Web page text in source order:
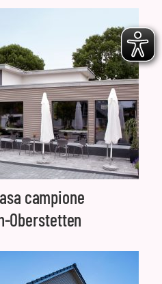
campione
Oberstetten